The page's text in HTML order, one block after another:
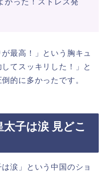
最高！」という胸キュ
てスッキリした！」と
的に多かったです。
子は涙 見どこ
涙」という中国のショ